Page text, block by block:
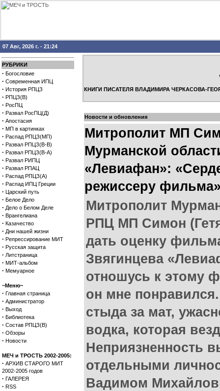
07 Авг, 2026 г. - 21:24
РУБРИКИ
· Богословие
· Современная ИПЦ
· История РПЦЗ
· РПЦЗ(В)
· РосПЦ
· Развал РосПЦ(Д)
· Апостасия
· МП в картинках
· Распад РПЦЗ(МП)
· Развал РПЦЗ(В-В)
· Развал РПЦЗ(В-А)
· Развал РИПЦ
· Развал РПАЦ
· Распад РПЦЗ(А)
· Распад ИПЦ Греции
· Царский путь
· Белое Дело
· Дело о Белом Деле
· Врангелиана
· Казачество
· Дни нашей жизни
· Репрессирование МИТ
· Русская защита
· Литстраница
· МИТ-альбом
· Мемуарное
~Меню~
· Главная страница
· Администратор
· Выход
· Библиотека
· Состав РПЦЗ(В)
· Обзоры
· Новости
МЕЧ и ТРОСТЬ 2002-2005:
· АРХИВ СТАРОГО МИТ
2002-2005 годов
· ГАЛЕРЕЯ
· RSS
КНИГИ ПИСАТЕЛЯ ВЛАДИМИРА ЧЕРКАСОВА-
Новости и обновления
Митрополит МП
Мурманской
«Левиафан»:
режиссеру
Митрополит
РПЦ МП Симон
дать оценку
Звягинцева
отношусь к этому
он мне
стыда за мат,
водка, которая
Неприязненность
отдельными
Вадимом